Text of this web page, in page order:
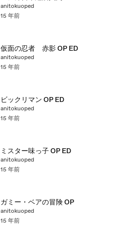
anitokuoped
15 年前
仮面の忍者 赤影 OP ED
anitokuoped
15 年前
ビックリマン OP ED
anitokuoped
15 年前
ミスター味っ子 OP ED
anitokuoped
15 年前
ガミー・ベアの冒険 OP
anitokuoped
15 年前